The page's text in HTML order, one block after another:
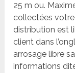
25 m ou.
collectées
distribution est
client dans
arrosage libre
informations